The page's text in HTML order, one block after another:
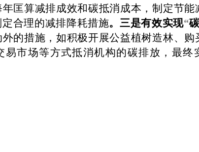
匡算减排成效和碳抵消成本，制定节能
合理的减排降耗措施。三是有效实现“
的措施，如积极开展公益植树造林、购
易市场等方式抵消机构的碳排放，最终